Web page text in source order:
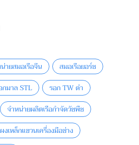
ายสมอเรือจีน
สมอเรือยอร์ช
กมาล STL
รอก TW ดำ
จำหน่ายผลิตเรือกําจัดวัชพืช
งเหล็กแขวนเครื่องมือช่าง